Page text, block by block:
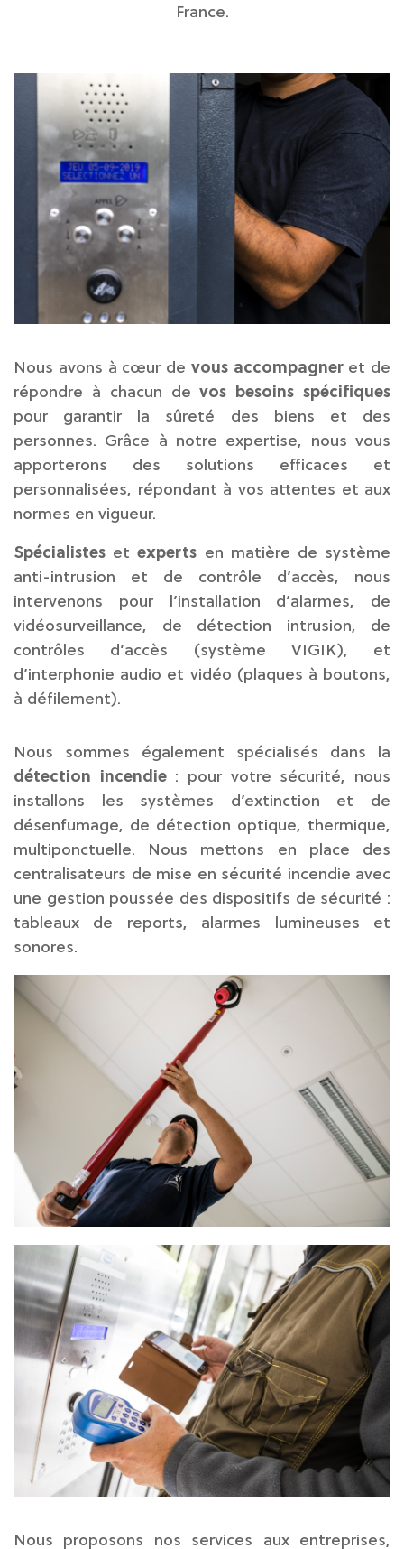
France.
Nous avons à cœur de vous accompagneret de
répondre à chacun devos besoins spécifiques
pour garantir la sûreté des biens et des
personnes. Grâce à notre expertise, nous vous
apporterons des solutions efficaces et
personnalisées, répondant à vos attentes et aux
normes en vigueur.
Spécialistes etexperts en matière de système
anti-intrusion et de contrôle d’accès, nous
intervenons pour l’installation d’alarmes, de
vidéosurveillance, de détection intrusion, de
contrôles d’accès (système VIGIK), et
d’interphonie audio et vidéo (plaques à boutons,
à défilement).
Nous sommes également spécialisés dans la
détection incendie : pour votre sécurité, nous
installons les systèmes d’extinction et de
désenfumage, de détection optique, thermique,
multiponctuelle. Nous mettons en place des
centralisateurs de mise en sécurité incendie avec
une gestion poussée des dispositifs de sécurité :
tableaux de reports, alarmes lumineuses et
sonores.
Nous proposons nos services aux entreprises,